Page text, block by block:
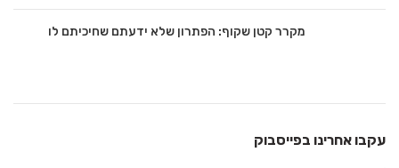
מקרר קטן שקוף: הפתרון שלא ידעתם שחיכיתם לו
עקבו אחרינו בפייסבוק